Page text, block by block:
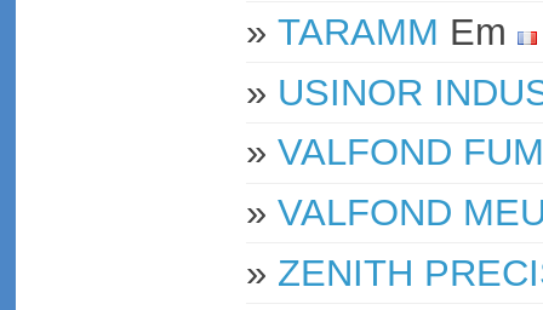
» TARAMM Em
» USINOR
» VALFOND
» VALFOND
» ZENITH